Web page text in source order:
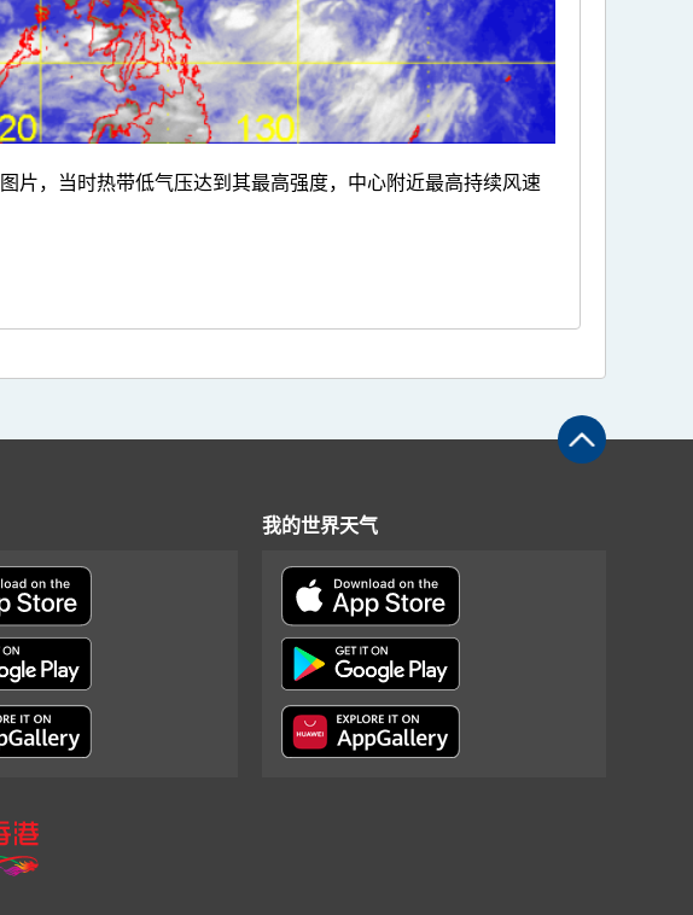
，当时热带低气压达到其最高强度，中心附近最高持续风速
我的世界天气